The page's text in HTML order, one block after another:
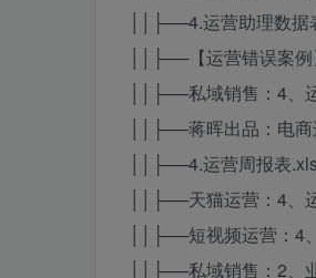
││├──4.运营助理数据
││├──【运营错误案
││├──私域销售：4、
││├──蒋晖出品：电
││├──4.运营周报表
││├──天猫运营：4、
││├──短视频运营：4
││├──私域销售：2、